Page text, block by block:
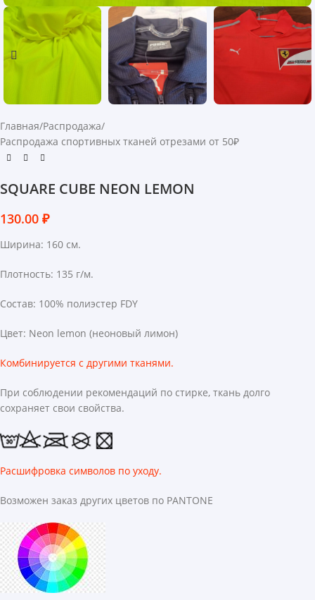
Главная/Распродажа/
Распродажа спортивных тканей отрезами от 50₽
SQUARE CUBE NEON LEMON
130.00 ₽
Ширина: 160 см.
Плотность: 135 г/м.
Состав: 100% полиэстер FDY
Цвет: Neon lemon (неоновый лимон)
Комбинируется с другими тканями.
При соблюдении рекомендаций по стирке, ткань долго
сохраняет свои свойства.
Расшифровка символов по уходу.
Возможен заказ других цветов по PANTONE